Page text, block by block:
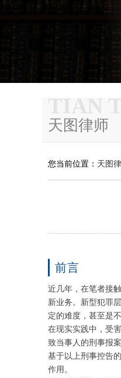
TIAN
天图律师
您当前位置： 天图
前言
近几年，在笔者接
新业务。新型犯罪
定的难度，甚至是
在现实实践中，受
致当事人的刑事报
基于以上刑事控告
作用。